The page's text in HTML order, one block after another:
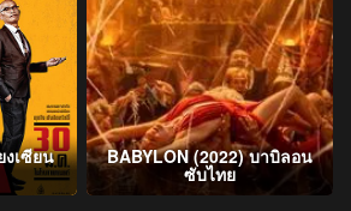
งเซียน BABYLON (2022) บาบิลอน
ซับไทย